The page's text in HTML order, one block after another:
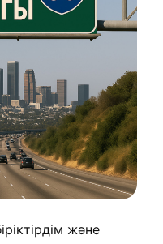
және